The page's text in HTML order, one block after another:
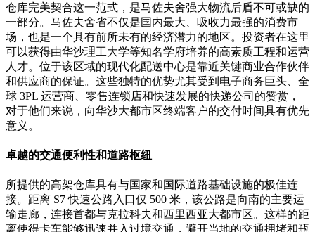
仓库完美契合这一范式，是马佐夫舍强大物流后盾不可或缺的
一部分。马佐夫舍省不仅是国内最大、吸收力最强的消费市
场，也是一个具有前所未有的经济潜力的地区。投资者在这里
可以获得由华沙理工大学等知名学府培养的高素质工程和运营
人才。位于该区域的现代化配送中心是靠近关键商业合作伙伴
和供应商的保证。这些独特的优势尤其受到电子商务巨头、全
球 3PL 运营商、零售连锁店和快速发展的快递公司的赞赏，
对于他们来说，向华沙大都市区终端客户的交付时间具有优先
意义。
卓越的交通便利性和道路枢纽
所提供的高架仓库具有与国家和国际道路基础设施的极佳连
接。距离 S7 快速公路入口仅 500 米，该公路是向南的主要运
输走廊，连接首都与克拉科夫和西里西亚大都市区。这样的距
离使得卡车能够迅速并入过境交通，避开当地的交通拥堵和瓶